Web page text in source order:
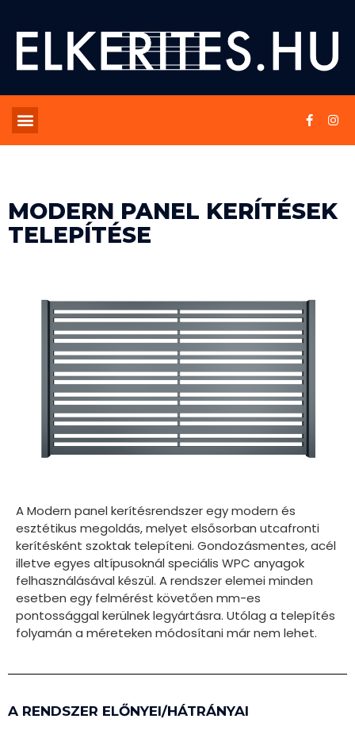
MODERN PANEL KERÍTÉSEK
TELEPÍTÉSE
A Modern panel kerítésrendszer egy modern és
esztétikus megoldás, melyet elsősorban utcafronti
kerítésként szoktak telepíteni. Gondozásmentes, acél
illetve egyes altípusoknál speciális WPC anyagok
felhasználásával készül. A rendszer elemei minden
esetben egy felmérést követően mm-es
pontossággal kerülnek legyártásra. Utólag a telepítés
folyamán a méreteken módosítani már nem lehet.
A RENDSZER ELŐNYEI/HÁTRÁNYAI